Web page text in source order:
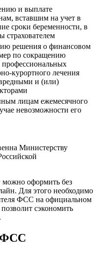
и выплате
вставшим на учет в
сроки беременности, в
страхователем
решения о финансовом
по сокращению
профессиональных
курортного лечения
вредными и (или)
лицам ежемесячного
невозможности его
Министерству
можно оформить без
Для этого необходимо
ФСС на официальном
сэкономить
ФСС